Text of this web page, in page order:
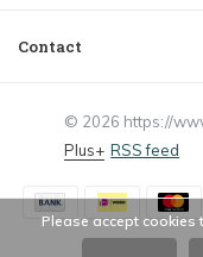
Contact
© 2026 https://
Plus+ RSS feed
Please accept cookies